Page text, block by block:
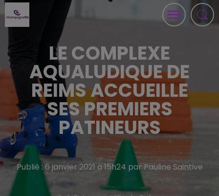
LE COMPLEXE
AQUALUDIQUE DE
REIMS ACCUEILLE
SES PREMIERS
PATINEURS
Publié : 6 janvier 2021 à 15h24 par Pauline Saintive